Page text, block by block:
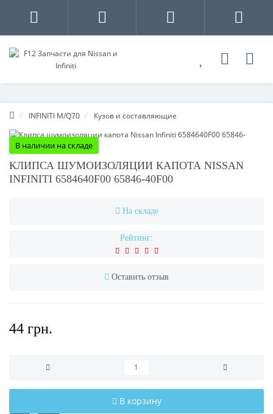
INFINITI M/Q70 Кузов и составляющие
В наличии на складе
КЛИПСА ШУМОИЗОЛЯЦИИ КАПОТА NISSAN
INFINITI 6584640F00 65846-40F00
На складе
Рейтинг:
Оставить отзыв
44 грн.
В корзину